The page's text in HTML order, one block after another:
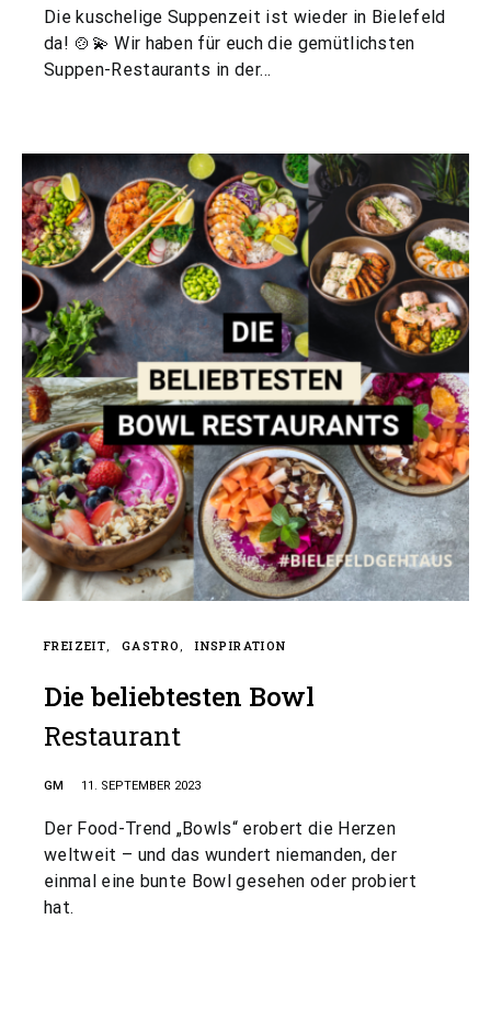
Die kuschelige Suppenzeit ist wieder in Bielefeld
da! 🍲💫 Wir haben für euch die gemütlichsten
Suppen-Restaurants in der…
FREIZEIT GASTRO INSPIRATION
Die beliebtesten Bowl
Restaurant
GM 11. SEPTEMBER 2023
Der Food-Trend „Bowls“ erobert die Herzen
weltweit – und das wundert niemanden, der
einmal eine bunte Bowl gesehen oder probiert
hat.